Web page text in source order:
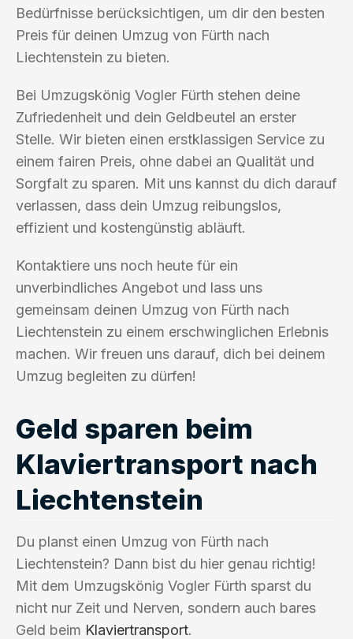
Bedürfnisse berücksichtigen, um dir den besten
Preis für deinen Umzug von Fürth nach
Liechtenstein zu bieten.
Bei Umzugskönig Vogler Fürth stehen deine
Zufriedenheit und dein Geldbeutel an erster
Stelle. Wir bieten einen erstklassigen Service zu
einem fairen Preis, ohne dabei an Qualität und
Sorgfalt zu sparen. Mit uns kannst du dich darauf
verlassen, dass dein Umzug reibungslos,
effizient und kostengünstig abläuft.
Kontaktiere uns noch heute für ein
unverbindliches Angebot und lass uns
gemeinsam deinen Umzug von Fürth nach
Liechtenstein zu einem erschwinglichen Erlebnis
machen. Wir freuen uns darauf, dich bei deinem
Umzug begleiten zu dürfen!
Geld sparen beim
Klaviertransport nach
Liechtenstein
Du planst einen Umzug von Fürth nach
Liechtenstein? Dann bist du hier genau richtig!
Mit dem Umzugskönig Vogler Fürth sparst du
nicht nur Zeit und Nerven, sondern auch bares
Geld beim Klaviertransport.